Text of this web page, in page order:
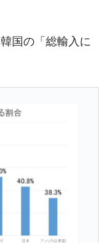
ばつ
進！ 日米の協調
助金を全廃 ⇒ 実
で対前年同期比
国の「総輸入に